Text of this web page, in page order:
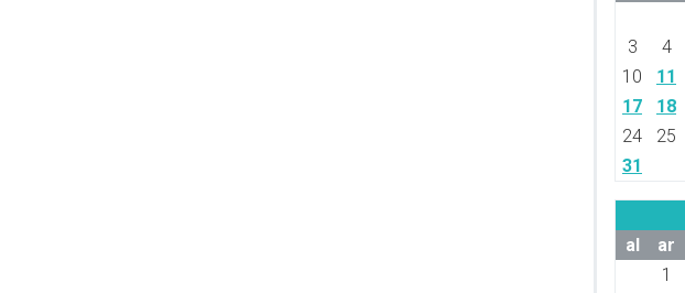
3
4
10
11
17
18
24
25
31
al
ar
1